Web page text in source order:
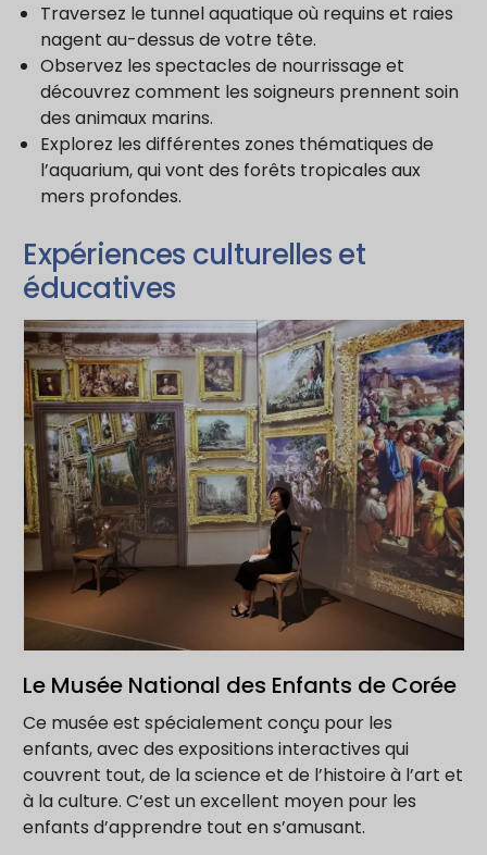
Traversez le tunnel aquatique où requins et raies
nagent au-dessus de votre tête.
Observez les spectacles de nourrissage et
découvrez comment les soigneurs prennent soin
des animaux marins.
Explorez les différentes zones thématiques de
l’aquarium, qui vont des forêts tropicales aux
mers profondes.
Expériences culturelles et
éducatives
Le Musée National des Enfants de Corée
Ce musée est spécialement conçu pour les
enfants, avec des expositions interactives qui
couvrent tout, de la science et de l’histoire à l’art et
à la culture. C’est un excellent moyen pour les
enfants d’apprendre tout en s’amusant.